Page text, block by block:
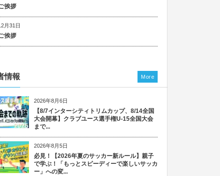
挨拶
月31日
挨拶
情報
2026年8月6日
【8/7インターシティトリムカップ、8/14全国
大会開幕】クラブユース選手権U-15全国大会
まで...
2026年8月5日
必見！【2026年夏のサッカー新ルール】親子
で学ぶ！「もっとスピーディーで楽しいサッカ
ー」への変...
More